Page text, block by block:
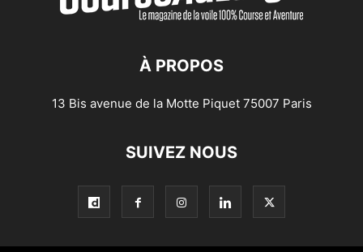
À PROPOS
13 Bis avenue de la Motte Piquet 75007 Paris
SUIVEZ NOUS